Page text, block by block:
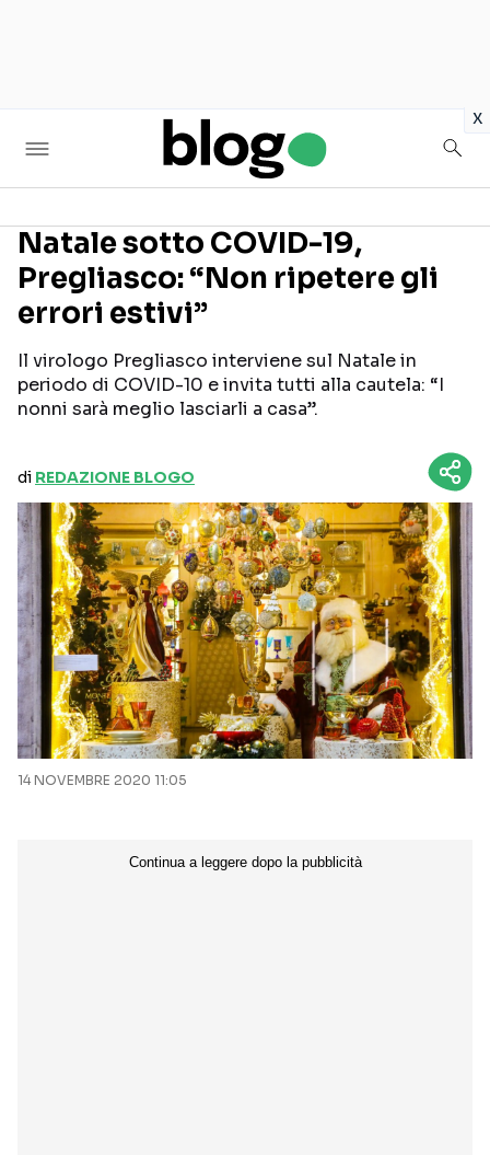
x
Seguici sui social
Natale sotto COVID-19,
Pregliasco: “Non ripetere gli
errori estivi”
Il virologo Pregliasco interviene sul Natale in
periodo di COVID-10 e invita tutti alla cautela: “I
nonni sarà meglio lasciarli a casa”.
di REDAZIONE BLOGO
14 NOVEMBRE 2020 11:05